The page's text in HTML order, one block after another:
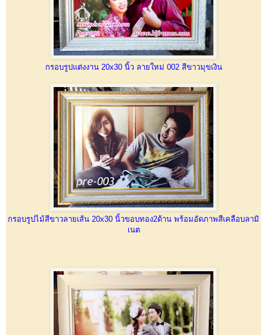
กรอบรูปแต่งงาน 20x30 นิ้ว ลายใหม่ 002 สีขาวมุขเงิน
กรอบรูปไม้สีขาวลายเส้น 20x30 นิ้วขอบทอง2ด้าน พร้อมอัดภาพสีเคลือบลามิ
เนต